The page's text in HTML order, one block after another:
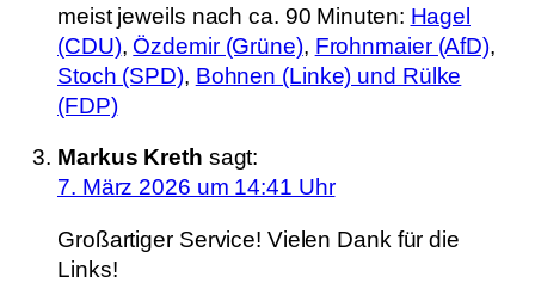
meist jeweils nach ca. 90 Minuten: Hagel
(CDU), Özdemir (Grüne), Frohnmaier (AfD),
Stoch (SPD), Bohnen (Linke) und Rülke
(FDP)
Markus Kreth sagt:
7. März 2026 um 14:41 Uhr
Großartiger Service! Vielen Dank für die
Links!